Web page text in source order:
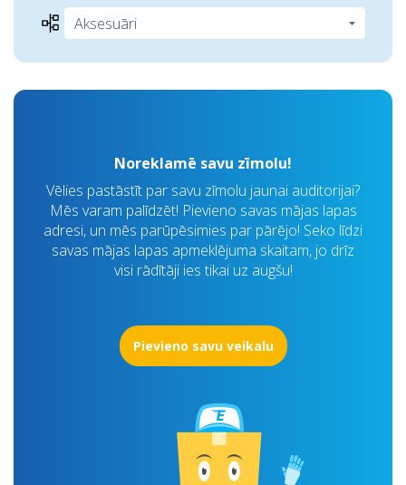
Noreklamē savu zīmolu!
Vēlies pastāstīt par savu zīmolu jaunai auditorijai?
Mēs varam palīdzēt! Pievieno savas mājas lapas
adresi, un mēs parūpēsimies par pārējo! Seko līdzi
savas mājas lapas apmeklējuma skaitam, jo drīz
visi rādītāji ies tikai uz augšu!
Pievieno savu veikalu